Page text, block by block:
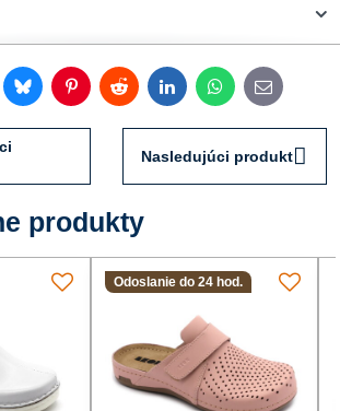
BlueskyPinterestRedditLinkedInWhatsApp
E-
mail
Nasledujúci produkt
produkty
Odoslanie do 24 hod.